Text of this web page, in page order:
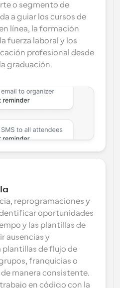
o segmento de
a guiar los cursos de
línea, la formación
fuerza laboral y los
profesional desde
graduación.
reprogramaciones y
oportunidades
y las plantillas de
ausencias y
plantillas de flujo de
franquicias o
manera consistente.
en código con la